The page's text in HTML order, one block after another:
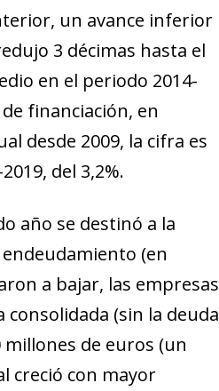
un avance inferior
3 décimas hasta el
en el periodo 2014-
financiación, en
desde 2009, la cifra es
del 3,2%.
año se destinó a la
(en
a bajar, las empresas
consolidada (sin la deuda
de euros (un
creció con mayor